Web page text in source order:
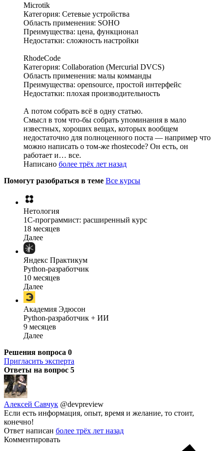
Microtik
Категория: Сетевые устройства
Область применения: SOHO
Преимущества: цена, функционал
Недостатки: сложность настройки
RhodeCode
Категория: Collaboration (Mercurial DVCS)
Область применения: малы комманды
Преимущества: opensource, простой интерфейс
Недостатки: плохая производительность
А потом собрать всё в одну статью.
Смысл в том что-бы собрать упоминания в мало
известных, хороших вещах, которых вообщем
недостаточно для полноценного поста — например что
можно написать о том-же rhostecode? Он есть, он
работает и… все.
Написано более трёх лет назад
Помогут разобраться в теме Все курсы
Нетология
1C-программист: расширенный курс
18 месяцев
Далее
Яндекс Практикум
Python-разработчик
10 месяцев
Далее
Академия Эдюсон
Python-разработчик + ИИ
9 месяцев
Далее
Решения вопроса 0
Пригласить эксперта
Ответы на вопрос 5
Алексей Савчук @devpreview
Если есть информация, опыт, время и желание, то стоит,
конечно!
Ответ написан более трёх лет назад
Комментировать